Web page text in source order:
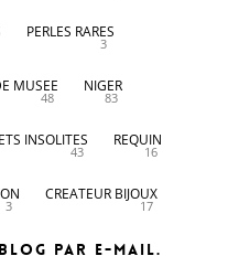
PERLES RARES
3
MUSEE
48
NIGER
83
INSOLITES
43
REQUIN
16
3
CREATEUR BIJOUX
17
par e-mail.